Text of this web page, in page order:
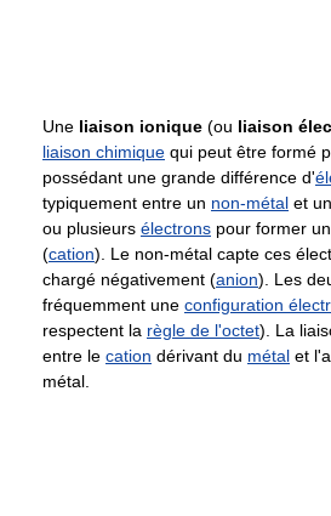
Une liaison ionique (ou liaison
liaison chimique qui peut être formé
possédant une grande différence d'
typiquement entre un non-métal et
ou plusieurs électrons pour former
(cation). Le non-métal capte ces
chargé négativement (anion). Les
fréquemment une configuration
respectent la règle de l'octet). La
entre le cation dérivant du métal et
métal.